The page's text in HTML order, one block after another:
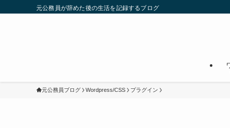
元公務員が辞めた後の生活を記録するブログ
元公務員ブログ Wordpress/CSS プラグイン